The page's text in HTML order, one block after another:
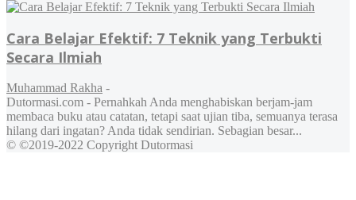
Cara Belajar Efektif: 7 Teknik yang Terbukti
Secara Ilmiah
Muhammad Rakha -
Dutormasi.com - Pernahkah Anda menghabiskan berjam-jam
membaca buku atau catatan, tetapi saat ujian tiba, semuanya terasa
hilang dari ingatan? Anda tidak sendirian. Sebagian besar...
© ©2019-2022 Copyright Dutormasi